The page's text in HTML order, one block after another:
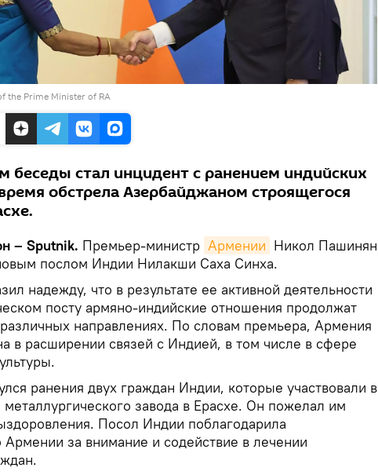
the Prime Minister of RA
беседы стал инцидент с ранением индийских
обстрела Азербайджаном строящегося
– Sputnik. Премьер-министр Армении Никол Пашинян
послом Индии Нилакши Саха Синха.
надежду, что в результате ее активной деятельности
посту армяно-индийские отношения продолжат
различных направлениях. По словам премьера, Армения
в расширении связей с Индией, в том числе в сфере
ранения двух граждан Индии, которые участвовали в
металлургического завода в Ерасхе. Он пожелал им
Посол Индии поблагодарила
Армении за внимание и содействие в лечении